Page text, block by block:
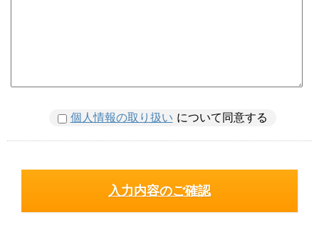
個人情報の取り扱い について同意する